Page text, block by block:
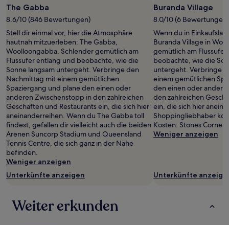
mit
1 Übernachtung
von
2 Erwachsenen
gefunden
wurde.
Preise
und
Verfügbarkeiten
können
sich
ändern.
Es
können
zusätzliche
Bedingungen
gelten.
The Gabba
8.6/10 (846 Bewertungen)
Stell dir einmal vor, hier die Atmosphäre
hautnah mitzuerleben: The Gabba,
Woolloongabba. Schlender gemütlich am
Flussufer entlang und beobachte, wie die
Sonne langsam untergeht. Verbringe den
Nachmittag mit einem gemütlichen
Spaziergang und plane den einen oder
anderen Zwischenstopp in den zahlreichen
Geschäften und Restaurants ein, die sich hier
aneinanderreihen. Wenn du The Gabba toll
findest, gefallen dir vielleicht auch die beiden
Arenen Suncorp Stadium und Queensland
Tennis Centre, die sich ganz in der Nähe
befinden.
Weniger anzeigen
Unterkünfte anzeigen
Buranda Village
8.0/10 (6 Bewertungen)
Wenn du in
Buranda Village in
gemütlich am
beobachte, wie die
untergeht. Verbringe
einem gemütlichen
den einen oder
den zahlreichen
ein, die sich hier
Shoppingliebhaber
Kosten: Stones Corner
Weniger anzeigen
Unterkünfte
Weiter erkunden